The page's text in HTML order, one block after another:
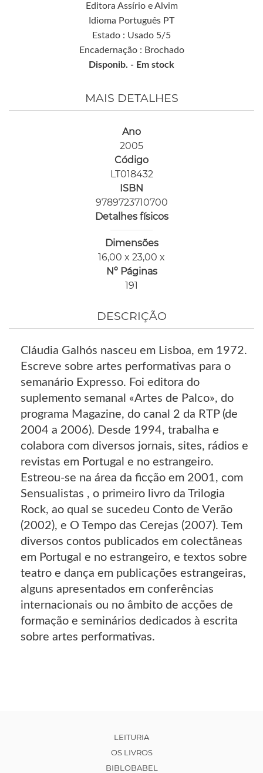
Editora Assírio e Alvim
Idioma Português PT
Estado : Usado 5/5
Encadernação : Brochado
Disponib. - Em stock
MAIS DETALHES
Ano
2005
Código
LT018432
ISBN
9789723710700
Detalhes físicos
Dimensões
16,00 x 23,00 x
Nº Páginas
191
DESCRIÇÃO
Cláudia Galhós nasceu em Lisboa, em 1972.
Escreve sobre artes performativas para o
semanário Expresso. Foi editora do
suplemento semanal «Artes de Palco», do
programa Magazine, do canal 2 da RTP (de
2004 a 2006). Desde 1994, trabalha e
colabora com diversos jornais, sites, rádios e
revistas em Portugal e no estrangeiro.
Estreou-se na área da ficção em 2001, com
Sensualistas , o primeiro livro da Trilogia
Rock, ao qual se sucedeu Conto de Verão
(2002), e O Tempo das Cerejas (2007). Tem
diversos contos publicados em colectâneas
em Portugal e no estrangeiro, e textos sobre
teatro e dança em publicações estrangeiras,
alguns apresentados em conferências
internacionais ou no âmbito de acções de
formação e seminários dedicados à escrita
sobre artes performativas.
LEITURIA
OS LIVROS
BIBLOBABEL